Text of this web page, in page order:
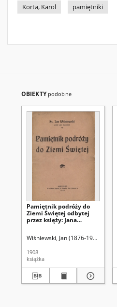
Korta, Karol
pamiętniki
OBIEKTY podobne
Pamiętnik podróży do
Ziemi Świętej odbytej
przez księży: Jana
Sobierajskiego w 1907 r.
Wiśniewski, Jan (1876-1943)
1908
książka